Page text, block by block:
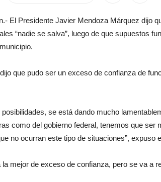
El Presidente Javier Mendoza Márquez dijo
“nadie se salva”, luego de que supuestos
que pudo ser un exceso de confianza de
se está dando mucho
como del gobierno federal, tenemos que ser
no ocurran este tipo de situaciones”, expuso
la mejor de exceso de confianza, pero se va a